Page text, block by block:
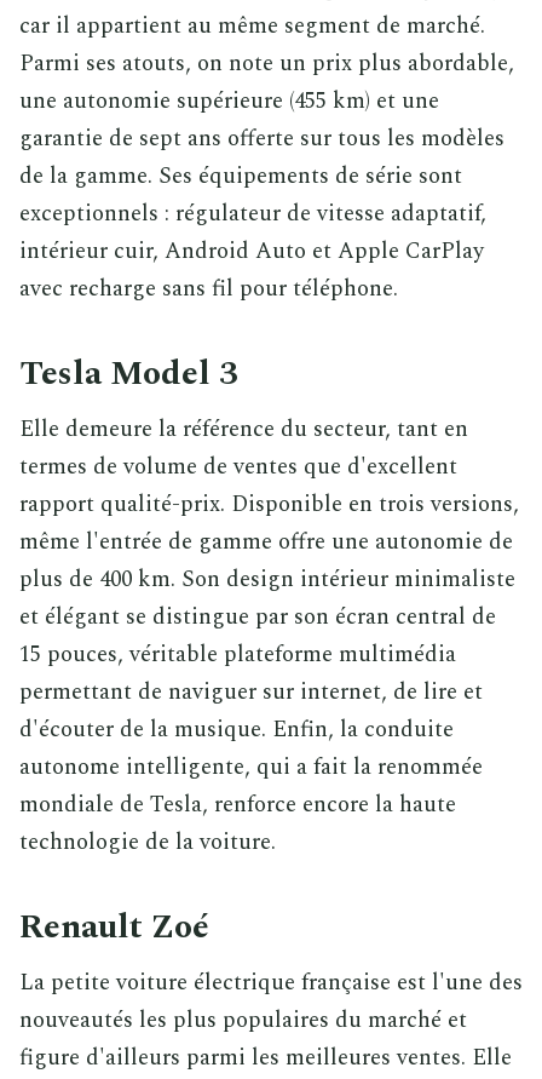
car il appartient au même segment de marché.
Parmi ses atouts, on note un prix plus abordable,
une autonomie supérieure (455 km) et une
garantie de sept ans offerte sur tous les modèles
de la gamme. Ses équipements de série sont
exceptionnels : régulateur de vitesse adaptatif,
intérieur cuir, Android Auto et Apple CarPlay
avec recharge sans fil pour téléphone.
Tesla Model 3
Elle demeure la référence du secteur, tant en
termes de volume de ventes que d'excellent
rapport qualité-prix. Disponible en trois versions,
même l'entrée de gamme offre une autonomie de
plus de 400 km. Son design intérieur minimaliste
et élégant se distingue par son écran central de
15 pouces, véritable plateforme multimédia
permettant de naviguer sur internet, de lire et
d'écouter de la musique. Enfin, la conduite
autonome intelligente, qui a fait la renommée
mondiale de Tesla, renforce encore la haute
technologie de la voiture.
Renault Zoé
La petite voiture électrique française est l'une des
nouveautés les plus populaires du marché et
figure d'ailleurs parmi les meilleures ventes. Elle